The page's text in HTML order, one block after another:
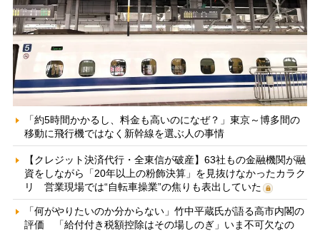
「約5時間かかるし、料金も高いのになぜ？」東京～博多間の
移動に飛行機ではなく新幹線を選ぶ人の事情
【クレジット決済代行・全東信が破産】63社もの金融機関が融
資をしながら「20年以上の粉飾決算」を見抜けなかったカラク
リ 営業現場では“自転車操業”の焦りも表出していた
「何がやりたいのか分からない」竹中平蔵氏が語る高市内閣の
評価 「給付付き税額控除はその場しのぎ」いま不可欠なの